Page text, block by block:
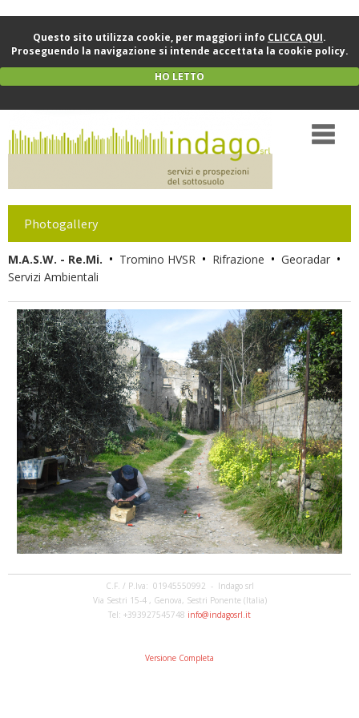
Questo sito utilizza cookie, per maggiori info CLICCA QUI.
Proseguendo la navigazione si intende accettata la cookie policy.
HO LETTO
Photogallery
M.A.S.W. - Re.Mi. • Tromino HVSR • Rifrazione • Georadar •
Servizi Ambientali
C.F. / P.Iva: 01945550992 - Indago srl
Via Sestri 15-4 , Genova, Sestri Ponente (Italia)
Tel: +393927545748 info@indagosrl.it
Versione Completa